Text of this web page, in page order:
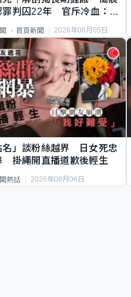
判囚22年 官斥冷血：同
首頁新聞 2026年08月05日
名」談粉絲越界 日女死忠
掛繩開直播道歉後輕生
熱話 2026年08月06日